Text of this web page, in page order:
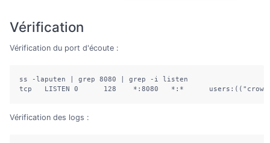
Vérification
Vérification du port d'écoute :
ss -laputen | grep 8080 | grep -i listen
tcp   LISTEN 0      128    *:8080   *:*
Vérification des logs :